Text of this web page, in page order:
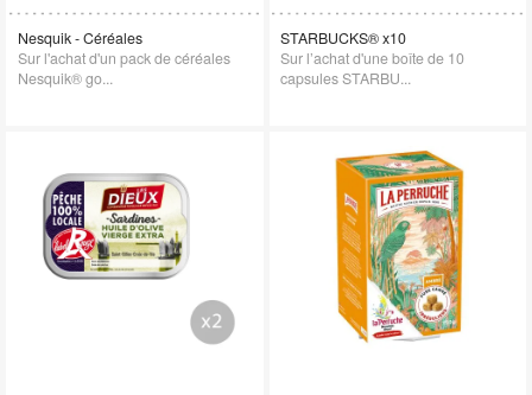
Nesquik - Céréales
Sur l'achat d'un pack de céréales
Nesquik® go...
STARBUCKS® x10
Sur l’achat d'une boîte de 10
capsules STARBU...